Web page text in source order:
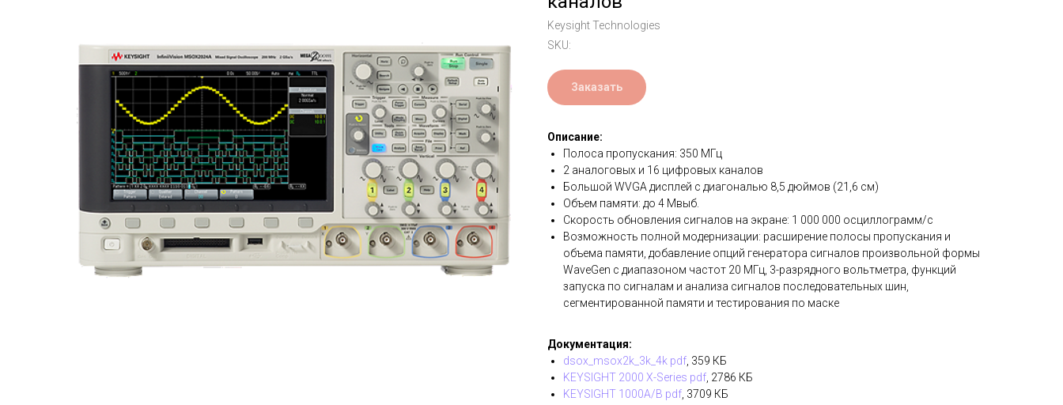
Keysight Technologies
SKU:
Заказать
Описание:
Полоса пропускания: 350 МГц
2 аналоговых и 16 цифровых каналов
Большой WVGA дисплей с диагональю 8,5 дюймов (21,6 см)
Объем памяти: до 4 Мвыб.
Скорость обновления сигналов на экране: 1 000 000 осциллограмм/с
Возможность полной модернизации: расширение полосы пропускания и
объема памяти, добавление опций генератора сигналов произвольной формы
WaveGen с диапазоном частот 20 МГц, 3-разрядного вольтметра, функций
запуска по сигналам и анализа сигналов последовательных шин,
сегментированной памяти и тестирования по маске
Документация:
dsox_msox2k_3k_4k pdf , 359 КБ
KEYSIGHT 2000 X-Series pdf , 2786 КБ
KEYSIGHT 1000A/B pdf , 3709 КБ